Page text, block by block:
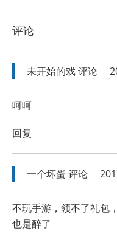
评论
未开始的戏评论
呵呵
回复
一个坏蛋 评论
不玩手游，领不了礼包
也是醉了